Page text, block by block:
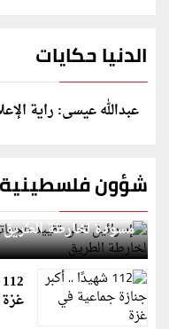
الدنيا حكايات
عبدالله عيسى: راية
شؤون فلسطينية
إسرائيل تعلن تقييد
مسودة لخارطة الطريق
غزة